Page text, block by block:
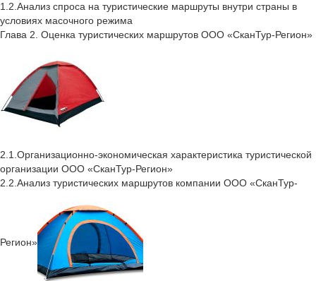
1.2.Анализ спроса на туристические маршруты внутри страны в
условиях масочного режима
Глава 2. Оценка туристических маршрутов ООО «СканТур-Регион»
2.1.Организационно-экономическая характеристика туристической
организации ООО «СканТур-Регион»
2.2.Анализ туристических маршрутов компании ООО «СканТур-
Регион»